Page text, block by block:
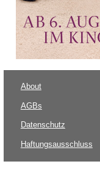
About
AGBs
Datenschutz
Haftungsausschluss